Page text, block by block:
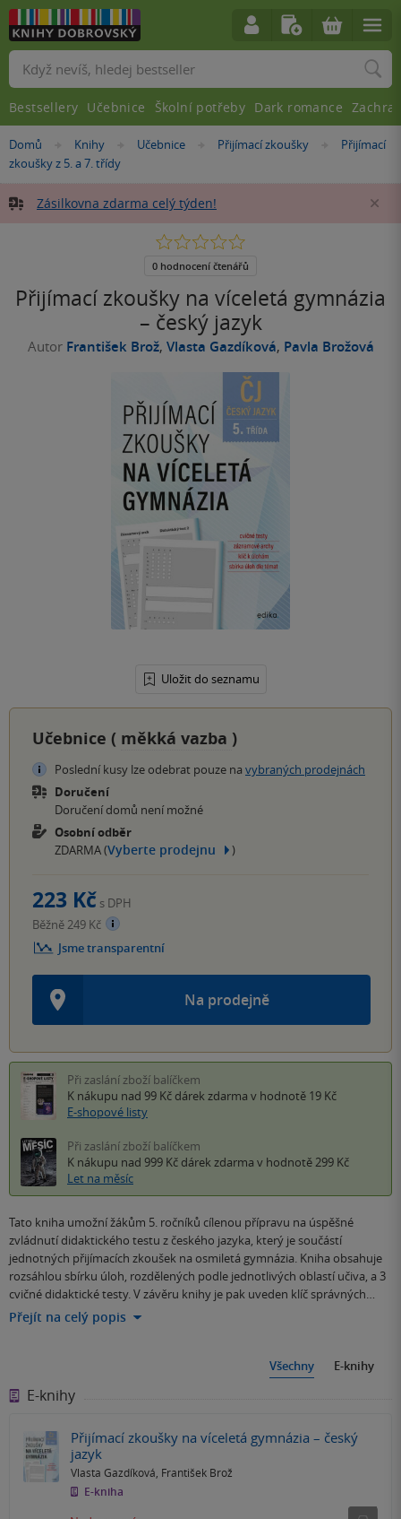
Nacházíte
se
Domů »Knihy »Učebnice »Přijímací zkoušky »Přijímací
zkoušky z 5. a 7. třídy
Zásilkovna zdarma celý týden!
Přijímací zkoušky na víceletá gymnázia
– český jazyk
Autor František Brož, Vlasta Gazdíková, Pavla Brožová
Uložit do seznamu
0.0
5
0 hodnocení čtenářů
Učebnice ( měkká vazba )
Poslední kusy lze odebrat pouze na vybraných prodejnách
Doručení
Doručení domů není možné
Osobní odběr
ZDARMA (Vyberte prodejnu )
Na prodejně
223 Kč s DPH
Běžně 249 Kč
Jsme transparentní
Při zaslání zboží balíčkem
K nákupu nad 99 Kč dárek zdarma v hodnotě 19 Kč
E-shopové listy
Při zaslání zboží balíčkem
K nákupu nad 999 Kč dárek zdarma v hodnotě 299 Kč
Let na měsíc
Tato kniha umožní žákům 5. ročníků cílenou přípravu na úspěšné
zvládnutí didaktického testu z českého jazyka, který je součástí
jednotných přijímacích zkoušek na osmiletá gymnázia. Kniha obsahuje
rozsáhlou sbírku úloh, rozdělených podle jednotlivých oblastí učiva, a 3
cvičné didaktické testy. V závěru knihy je pak uveden klíč správných…
Přejít na celý popis
Všechny E-knihy
E-knihy
Přijímací zkoušky na víceletá gymnázia – český
jazyk
Vlasta Gazdíková František Brož
E-kniha
Vyhledávání
Bestsellery Učebnice Školní potřeby Dark romance